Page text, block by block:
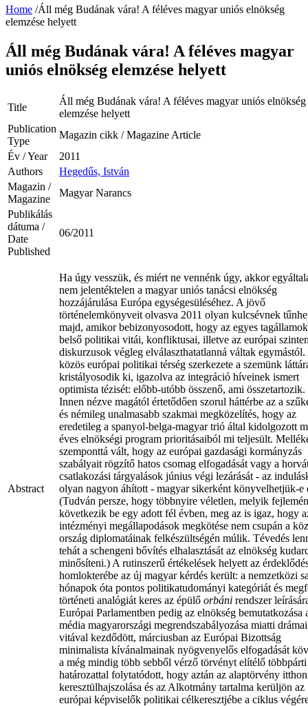
Home /Áll még Budának vára! A féléves magyar uniós elnökség
elemzése helyett
Áll még Budának vára! A féléves magyar
uniós elnökség elemzése helyett
Title
Áll még Budának vára! A féléves magyar uniós elnökség
elemzése helyett
Publication
Type
Magazin cikk / Magazine Article
Év / Year
2011
Authors
Hegedűs, István
Magazin /
Magazine
Magyar Narancs
Publikálás
dátuma /
Date
Published
06/2011
Abstract
Ha úgy vesszük, és miért ne vennénk úgy, akkor
nem jelentéktelen a magyar uniós tanácsi elnökség
hozzájárulása Európa egységesüléséhez. A jövő
történelemkönyveit olvasva 2011 olyan kulcsévnek
majd, amikor bebizonyosodott, hogy az egyes tagállamok
belső politikai vitái, konfliktusai, illetve az európai
diskurzusok végleg elválaszthatatlanná váltak egymástól.
közös európai politikai térség szerkezete a szemünk
kristályosodik ki, igazolva az integráció híveinek ismert
optimista tézisét: előbb-utóbb összenő, ami összetartozik.
Innen nézve magától értetődően szorul háttérbe az a
és némileg unalmasabb szakmai megközelítés, hogy az
eredetileg a spanyol-belga-magyar trió által kidolgozott
éves elnökségi program prioritásaiból mi teljesült.
szemponttá vált, hogy az európai gazdasági kormányzás
szabályait rögzítő hatos csomag elfogadását vagy a
csatlakozási tárgyalások június végi lezárását - az
olyan nagyon áhított - magyar sikerként könyvelhetjük-e
(Tudván persze, hogy többnyire véletlen, melyik
következik be egy adott fél évben, meg az is igaz, hogy
intézményi megállapodások megkötése nem csupán a
ország diplomatáinak felkészültségén múlik. Tévedés
tehát a schengeni bővítés elhalasztását az elnökség
minősíteni.) A rutinszerű értékelések helyett az
homlokterébe az új magyar kérdés került: a nemzetközi
hónapok óta pontos politikatudományi kategóriát és
történeti analógiát keres az épülő orbáni rendszer
Európai Parlamentben pedig az elnökség bemutatkozása
média magyarországi megrendszabályozása miatti drámai
vitával kezdődött, márciusban az Európai Bizottság
minimalista kívánalmainak nyögvenyelős elfogadását
a még mindig több sebből vérző törvényt elítélő többpárti
határozattal folytatódott, hogy aztán az alaptörvény
keresztülhajszolása és az Alkotmány tartalma kerüljön az
európai képviselők politikai célkeresztjébe a ciklus